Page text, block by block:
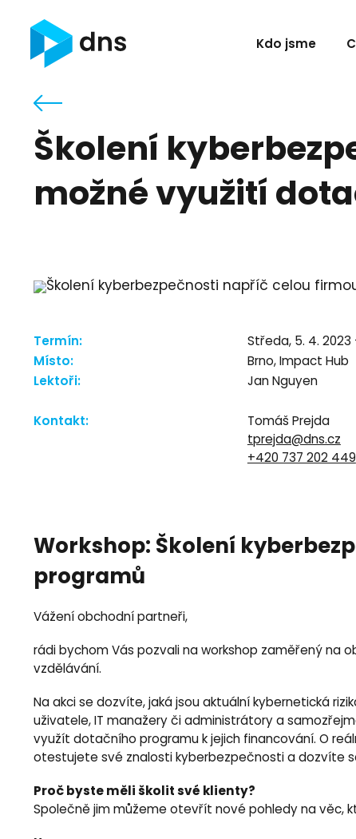
Kdo jsme
Školení
možné využití
Termín: Středa, 5. 4. 2023
Místo: Brno, Impact Hub
Lektoři: Jan Nguyen
Kontakt:
Tomáš Prejda
tprejda@dns.cz
+420 737 202 449
Workshop: Školení
programů
Vážení obchodní partneři,
rádi bychom Vás pozvali na workshop zaměřený na
vzdělávání.
Na akci se dozvíte, jaká jsou aktuální kybernetická
uživatele, IT manažery či administrátory a
využít dotačního programu k jejich financování. O
otestujete své znalosti kyberbezpečnosti a dozvíte
Proč byste měli školit své klienty?
Společně jim můžeme otevřít nové pohledy na věc,